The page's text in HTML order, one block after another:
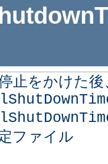
止をかけた
ファイル